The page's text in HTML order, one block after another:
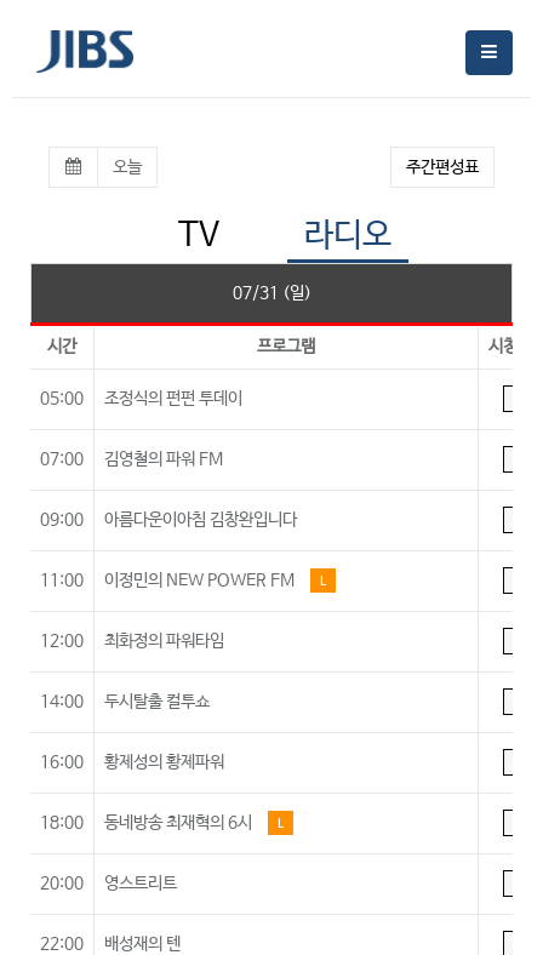
오늘
TV 라디오
주간편성표
07/31 (일)
시간 프로그램 시청등
05:00 조정식의 펀펀 투데이
07:00 김영철의 파워 FM
09:00 아름다운이아침 김창완입니다
11:00 이정민의 NEW POWER FM L
12:00 최화정의 파워타임
14:00 두시탈출 컬투쇼
16:00 황제성의 황제파워
18:00 동네방송 최재혁의 6시 L
20:00 영스트리트
22:00 배성재의 텐